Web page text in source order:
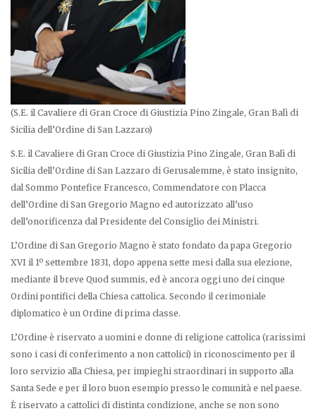
(S.E. il Cavaliere di Gran Croce di Giustizia Pino Zingale, Gran Balì di
Sicilia dell’Ordine di San Lazzaro)
S.E. il Cavaliere di Gran Croce di Giustizia Pino Zingale, Gran Balì di
Sicilia dell’Ordine di San Lazzaro di Gerusalemme, è stato insignito,
dal Sommo Pontefice Francesco, Commendatore con Placca
dell’Ordine di San Gregorio Magno ed autorizzato all’uso
dell’onorificenza dal Presidente del Consiglio dei Ministri.
L’Ordine di San Gregorio Magno è stato fondato da papa Gregorio
XVI il 1º settembre 1831, dopo appena sette mesi dalla sua elezione,
mediante il breve Quod summis, ed è ancora oggi uno dei cinque
Ordini pontifici della Chiesa cattolica. Secondo il cerimoniale
diplomatico è un Ordine di prima classe.
L’Ordine è riservato a uomini e donne di religione cattolica (rarissimi
sono i casi di conferimento a non cattolici) in riconoscimento per il
loro servizio alla Chiesa, per impieghi straordinari in supporto alla
Santa Sede e per il loro buon esempio presso le comunità e nel paese.
È riservato a cattolici di distinta condizione, anche se non sono